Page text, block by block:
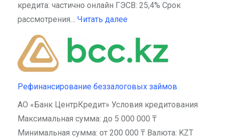
кредита: частично онлайн ГЭСВ: 25,4% Срок
рассмотрения… Читать далее
Рефинансирование беззалоговых займов
АО «Банк ЦентрКредит» Условия кредитования
Максимальная сумма: до 5 000 000 ₸
Минимальная сумма: от 200 000 ₸ Валюта: KZT